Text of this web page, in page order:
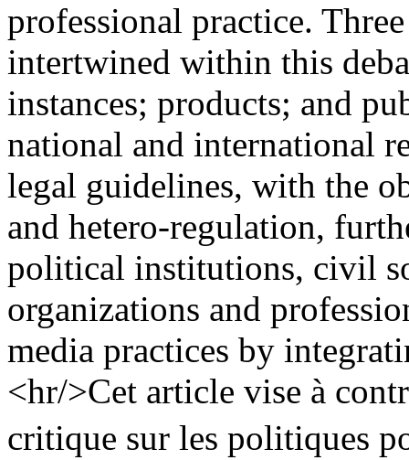
professional practice.
intertwined within this
instances; products; and
national and international
legal guidelines, with the
and hetero-regulation,
political institutions, civil
organizations and
media practices by
<hr/>Cet article vise à
critique sur les politiques